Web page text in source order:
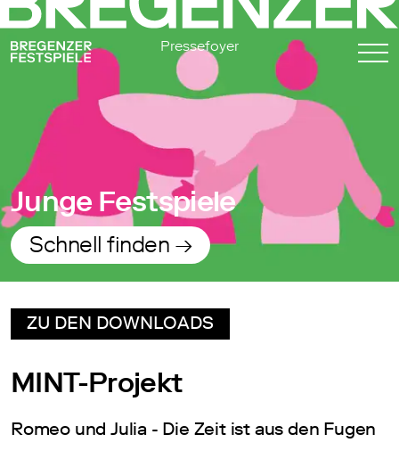
Pressefoyer
Junge Festspiele
Schnell finden →
ZU DEN DOWNLOADS
MINT-Projekt
Romeo und Julia - Die Zeit ist aus den Fugen